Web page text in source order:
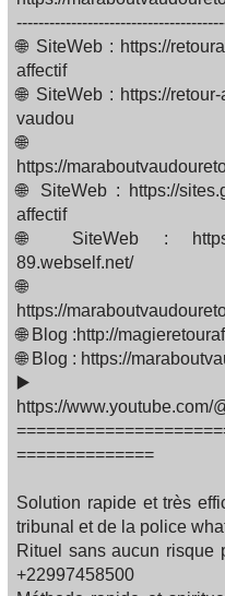
🌐 SiteWeb : https://
affectif
🌐 SiteWeb : https://
vaudou
🌐
https://
🌐 SiteWeb : https://
affectif
🌐 SiteWeb : https://
89.webself.net/
🌐
https://
🌐 Blog :http://
🌐 Blog : https://
▶️
https://www.youtube.com/
==============
Solution rapide et très
tribunal et de la police
Rituel sans aucun risque
+22997458500